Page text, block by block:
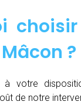
?
à votre
de notre